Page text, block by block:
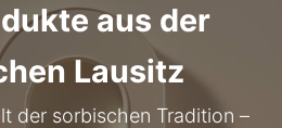
aus der
Lausitz
der sorbischen Tradition –